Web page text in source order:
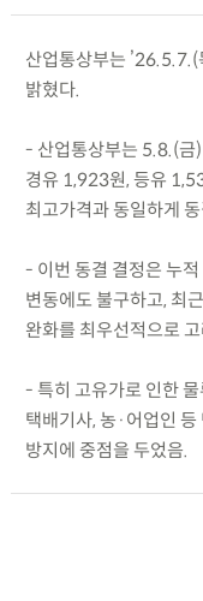
산업통상부는
밝혔다.
- 산업통상부는 5.8.(금
경유 1,923원, 등유
최고가격과 동일하게
- 이번 동결 결정은 누
변동에도 불구하고, 최
완화를 최우선적으로
- 특히 고유가로 인한
택배기사, 농·어업인
방지에 중점을 두었음.